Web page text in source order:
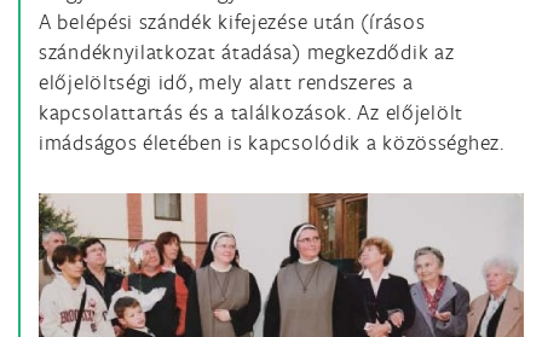
A belépési szándék kifejezése után (írásos
szándéknyilatkozat átadása) megkezdődik az
előjelöltségi idő, mely alatt rendszeres a
kapcsolattartás és a találkozások. Az előjelölt
imádságos életében is kapcsolódik a közösséghez.